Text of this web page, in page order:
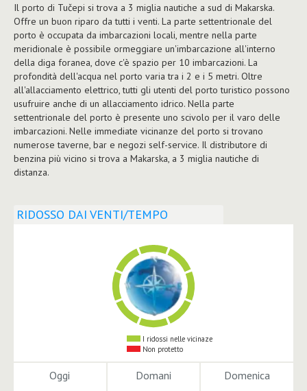
Il porto di Tučepi si trova a 3 miglia nautiche a sud di Makarska.
Offre un buon riparo da tutti i venti. La parte settentrionale del
porto è occupata da imbarcazioni locali, mentre nella parte
meridionale è possibile ormeggiare un'imbarcazione all'interno
della diga foranea, dove c'è spazio per 10 imbarcazioni. La
profondità dell'acqua nel porto varia tra i 2 e i 5 metri. Oltre
all'allacciamento elettrico, tutti gli utenti del porto turistico possono
usufruire anche di un allacciamento idrico. Nella parte
settentrionale del porto è presente uno scivolo per il varo delle
imbarcazioni. Nelle immediate vicinanze del porto si trovano
numerose taverne, bar e negozi self-service. Il distributore di
benzina più vicino si trova a Makarska, a 3 miglia nautiche di
distanza.
RIDOSSO DAI VENTI/TEMPO
I ridossi nelle vicinaze
Non protetto
Oggi Domani Domenica